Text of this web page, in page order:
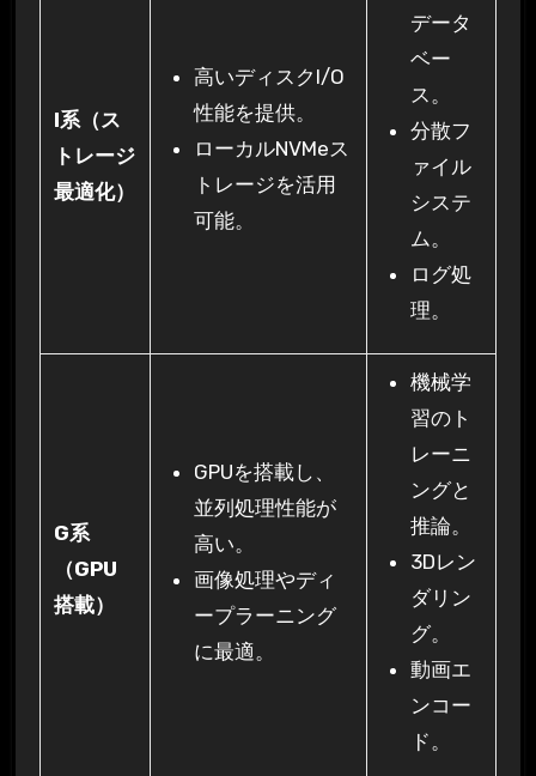
I系（ス
トレージ
最適化）
高いディスクI/O
性能を提供。
ローカルNVMeス
トレージを活用
可能。
データ
ベー
ス。
分散フ
ァイル
システ
ム。
ログ処
理。
G系
（GPU
搭載）
GPUを搭載し、
並列処理性能が
高い。
画像処理やディ
ープラーニング
に最適。
機械学
習のト
レーニ
ングと
推論。
3Dレン
ダリン
グ。
動画エ
ンコー
ド。